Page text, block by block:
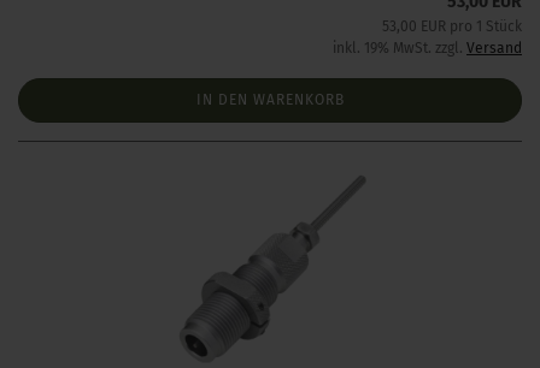
53,00 EUR pro 1 Stück
inkl. 19% MwSt. zzgl. Versand
IN DEN WARENKORB